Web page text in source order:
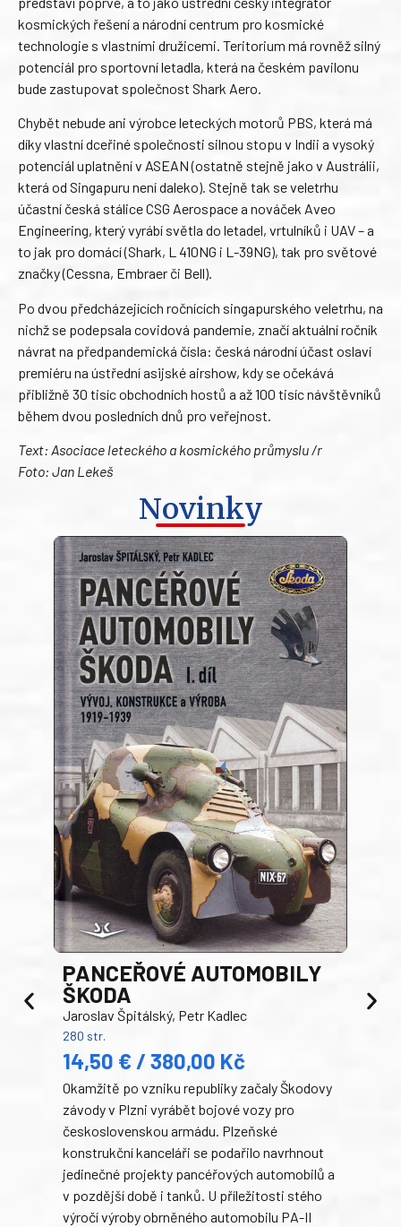
kosmických řešení a národní centrum pro kosmické
technologie s vlastními družicemi. Teritorium má rovněž silný
potenciál pro sportovní letadla, která na českém pavilonu
bude zastupovat společnost Shark Aero.
Chybět nebude ani výrobce leteckých motorů PBS, která má
díky vlastní dceřiné společnosti silnou stopu v Indii a vysoký
potenciál uplatnění v ASEAN (ostatně stejně jako v Austrálii,
která od Singapuru není daleko). Stejně tak se veletrhu
účastní česká stálice CSG Aerospace a nováček Aveo
Engineering, který vyrábí světla do letadel, vrtulníků i UAV – a
to jak pro domácí (Shark, L 410NG i L-39NG), tak pro světové
značky (Cessna, Embraer či Bell).
Po dvou předcházejících ročnících singapurského veletrhu, na
nichž se podepsala covidová pandemie, značí aktuální ročník
návrat na předpandemická čísla: česká národní účast oslaví
premiéru na ústřední asijské airshow, kdy se očekává
přibližně 30 tisíc obchodních hostů a až 100 tisíc návštěvníků
během dvou posledních dnů pro veřejnost.
Text: Asociace leteckého a kosmického průmyslu /r
Foto: Jan Lekeš
Novinky
PANCEŘOVÉ AUTOMOBILY
ŠKODA
Jaroslav Špitálský, Petr Kadlec
280 str.
14,50 € / 380,00 Kč
Okamžitě po vzniku republiky začaly Škodovy
závody v Plzni vyrábět bojové vozy pro
československou armádu. Plzeňské
konstrukční kanceláři se podařilo navrhnout
jedinečné projekty pancéřových automobilů a
v pozdější době i tanků. U příležitosti stého
výročí výroby obrněného automobilu PA-II